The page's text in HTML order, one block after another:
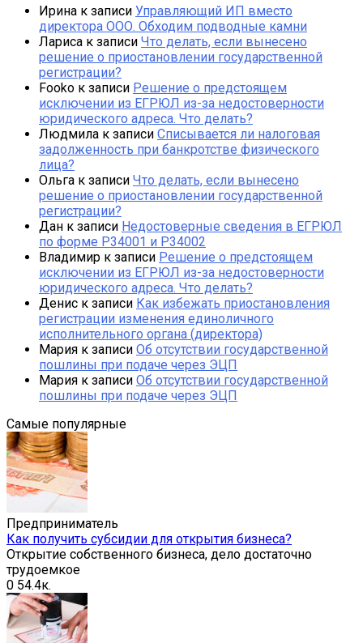
Ирина к записи Управляющий ИП вместо
директора ООО. Обходим подводные камни
Лариса к записи Что делать, если вынесено
решение о приостановлении государственной
регистрации?
Fooko к записи Решение о предстоящем
исключении из ЕГРЮЛ из-за недостоверности
юридического адреса. Что делать?
Людмила к записи Списывается ли налоговая
задолженность при банкротстве физического
лица?
Ольга к записи Что делать, если вынесено
решение о приостановлении государственной
регистрации?
Дан к записи Недостоверные сведения в ЕГРЮЛ
по форме Р34001 и Р34002
Владимир к записи Решение о предстоящем
исключении из ЕГРЮЛ из-за недостоверности
юридического адреса. Что делать?
Денис к записи Как избежать приостановления
регистрации изменения единоличного
исполнительного органа (директора)
Мария к записи Об отсутствии государственной
пошлины при подаче через ЭЦП
Мария к записи Об отсутствии государственной
пошлины при подаче через ЭЦП
Самые популярные
Предприниматель
Как получить субсидии для открытия бизнеса?
Открытие собственного бизнеса, дело достаточно
трудоемкое
0 54.4к.